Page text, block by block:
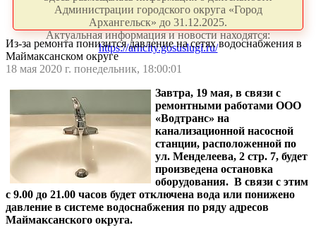
Администрации городского округа «Город
Архангельск» до 31.12.2025.
Актуальная информация и новости находятся:
https://arhcity.gosuslugi.ru/
Из-за ремонта понизится давление на сетях водоснабжения в
Маймаксанском округе
18 мая 2020 г. понедельник, 18:00:01
Завтра, 19 мая, в связи с
ремонтными работами ООО
«Водтранс» на
канализационной насосной
станции, расположенной по
ул. Менделеева, 2 стр. 7, будет
произведена остановка
оборудования. В связи с этим
с 9.00 до 21.00 часов будет отключена вода или понижено
давление в системе водоснабжения по ряду адресов
Маймаксанского округа.